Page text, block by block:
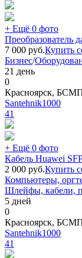
+ Ещё 0 фото
Преобразователь
7 000 руб.Купить
Бизнес/
21 день
0
Красноярск,
Santehnik1000
41
+ Ещё 0 фото
Кабель Huawei
2 000 руб.Купить
Компьютеры,
Шлейфы, кабели,
5 дней
0
Красноярск,
Santehnik1000
41